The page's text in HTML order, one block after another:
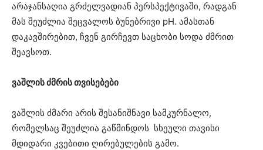
არაჯანსაღია გრძელვადიან პერსპექტივაში, რადგან
მას შეუძლია შეცვალოს ბუნებრივი pH. ამასთან
დაკავშირებით, ჩვენ გირჩევთ საცხობი სოდა ძმრით
შეავსოთ.
ვაშლის ძმრის თვისებები
ვაშლის ძმარი არის შესანიშნავი სამკურნალო,
რომელსაც შეუძლია გაწმინდოს სხეული თავისი
მდიდარი კვებითი ღირებულების გამო.